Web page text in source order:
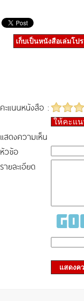
เก็บเป็นหนังสือเล่มโป
คะแนนหนังสือ :
ให้คะแ
แสดงความเห็น
หัวข้อ
รายละเอียด
แสดงค